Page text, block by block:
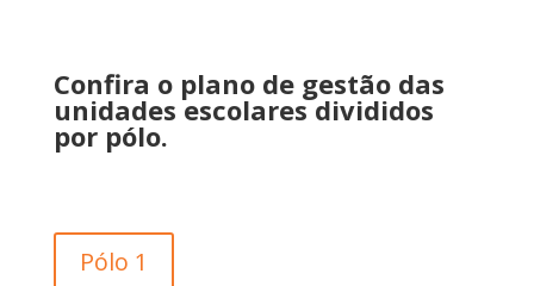
Confira o plano de gestão das
unidades escolares divididos
por pólo.
Pólo 1